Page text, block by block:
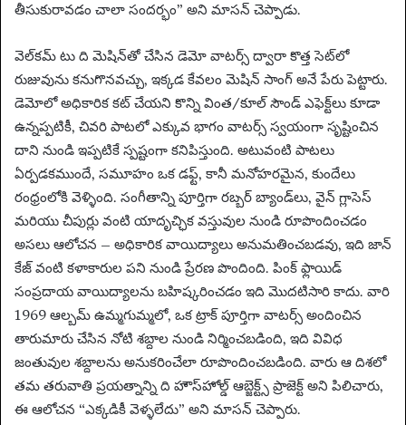
తీసుకురావడం చాలా సందర్భం” అని మాసన్ చెప్పాడు.
వెల్‌కమ్ టు ది మెషిన్‌తో చేసిన డెమో వాటర్స్ ద్వారా కొత్త సెట్‌లో
రుజువును కనుగొనవచ్చు, ఇక్కడ కేవలం మెషిన్ సాంగ్ అనే పేరు పెట్టారు.
డెమోలో అధికారిక కట్ చేయని కొన్ని వింత/కూల్ సౌండ్ ఎఫెక్ట్‌లు కూడా
ఉన్నప్పటికీ, చివరి పాటలో ఎక్కువ భాగం వాటర్స్ స్వయంగా సృష్టించిన
దాని నుండి ఇప్పటికే స్పష్టంగా కనిపిస్తుంది. అటువంటి పాటలు
ఏర్పడకముందే, సమూహం ఒక డఫ్ట్, కానీ మనోహరమైన, కుందేలు
రంధ్రంలోకి వెళ్ళింది. సంగీతాన్ని పూర్తిగా రబ్బర్ బ్యాండ్‌లు, వైన్ గ్లాసెస్
మరియు చీపుర్లు వంటి యాదృచ్ఛిక వస్తువుల నుండి రూపొందించడం
అసలు ఆలోచన – అధికారిక వాయిద్యాలు అనుమతించబడవు, ఇది జాన్
కేజ్ వంటి కళాకారుల పని నుండి ప్రేరణ పొందింది. పింక్ ఫ్లాయిడ్
సంప్రదాయ వాయిద్యాలను బహిష్కరించడం ఇది మొదటిసారి కాదు. వారి
1969 ఆల్బమ్ ఉమ్మగుమ్మలో, ఒక ట్రాక్ పూర్తిగా వాటర్స్ అందించిన
తారుమారు చేసిన నోటి శబ్దాల నుండి నిర్మించబడింది, ఇది వివిధ
జంతువుల శబ్దాలను అనుకరించేలా రూపొందించబడింది. వారు ఆ దిశలో
తమ తరువాతి ప్రయత్నాన్ని ది హౌస్‌హోల్డ్ ఆబ్జెక్ట్స్ ప్రాజెక్ట్ అని పిలిచారు,
ఈ ఆలోచన “ఎక్కడికీ వెళ్ళలేదు” అని మాసన్ చెప్పారు.